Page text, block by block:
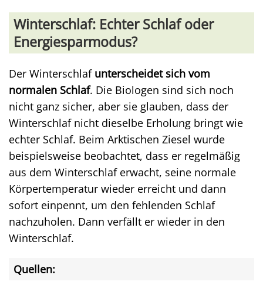
Winterschlaf: Echter Schlaf oder
Energiesparmodus?
Der Winterschlaf unterscheidet sich vom
normalen Schlaf. Die Biologen sind sich noch
nicht ganz sicher, aber sie glauben, dass der
Winterschlaf nicht dieselbe Erholung bringt wie
echter Schlaf. Beim Arktischen Ziesel wurde
beispielsweise beobachtet, dass er regelmäßig
aus dem Winterschlaf erwacht, seine normale
Körpertemperatur wieder erreicht und dann
sofort einpennt, um den fehlenden Schlaf
nachzuholen. Dann verfällt er wieder in den
Winterschlaf.
Quellen: